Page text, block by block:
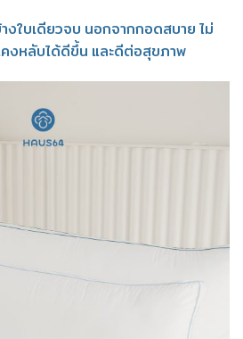
งใบเดียวจบ นอกจากกอดสบาย ไม่
งหลับได้ดีขึ้น และดีต่อสุขภาพ